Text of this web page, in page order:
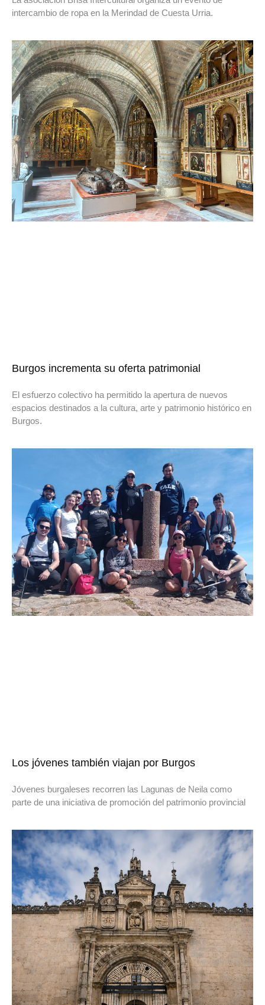
intercambio de ropa en la Merindad de Cuesta Urria.
Burgos incrementa su oferta patrimonial
El esfuerzo colectivo ha permitido la apertura de nuevos
espacios destinados a la cultura, arte y patrimonio histórico en
Burgos.
Los jóvenes también viajan por Burgos
Jóvenes burgaleses recorren las Lagunas de Neila como
parte de una iniciativa de promoción del patrimonio provincial